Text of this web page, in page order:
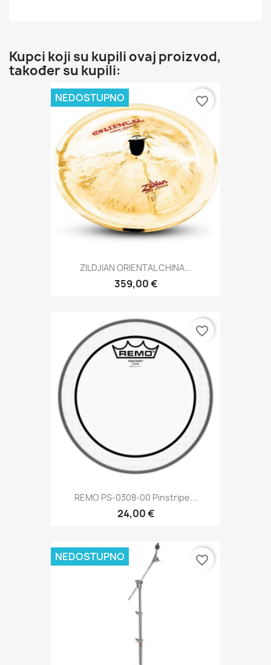
Kupci koji su kupili ovaj proizvod,
također su kupili:
ZILDJIAN ORIENTAL CHINA...
359,00 €
NEDOSTUPNO favorite_border
REMO PS-0308-00 Pinstripe...
24,00 €
favorite_border
NEDOSTUPNO favorite_border